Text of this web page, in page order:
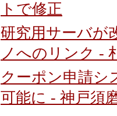
トで修正
研究用サーバが
ノへのリンク -
クーポン申請シ
可能に - 神戸須